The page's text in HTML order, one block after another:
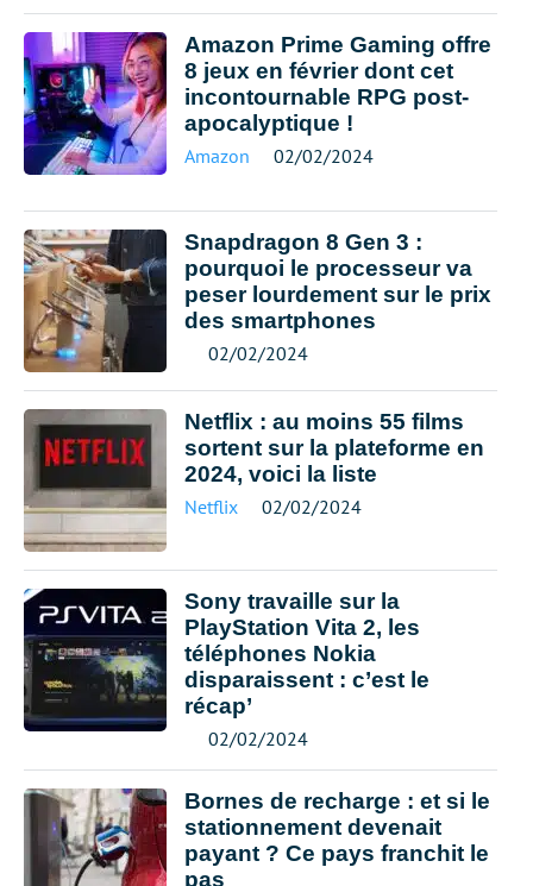
Amazon Prime Gaming offre
8 jeux en février dont cet
incontournable RPG post-
apocalyptique !
Amazon 02/02/2024
Snapdragon 8 Gen 3 :
pourquoi le processeur va
peser lourdement sur le prix
des smartphones
02/02/2024
Netflix : au moins 55 films
sortent sur la plateforme en
2024, voici la liste
Netflix 02/02/2024
Sony travaille sur la
PlayStation Vita 2, les
téléphones Nokia
disparaissent : c’est le
récap’
02/02/2024
Bornes de recharge : et si le
stationnement devenait
payant ? Ce pays franchit le
pas